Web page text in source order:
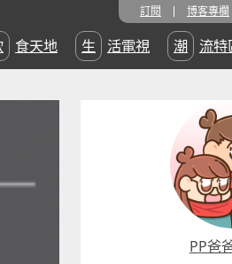
訂閱 博客專欄
飲食天地 生活電視 潮流
PP爸